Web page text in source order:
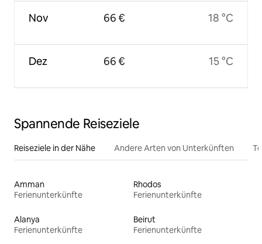
Nov
Dez
66 €
66 €
18 °C
15 °C
Spannende Reiseziele
Reiseziele in der Nähe Andere Arten von Unterkünften
Amman
Ferienunterkünfte
Rhodos
Ferienunterkünfte
Alanya
Ferienunterkünfte
Beirut
Ferienunterkünfte